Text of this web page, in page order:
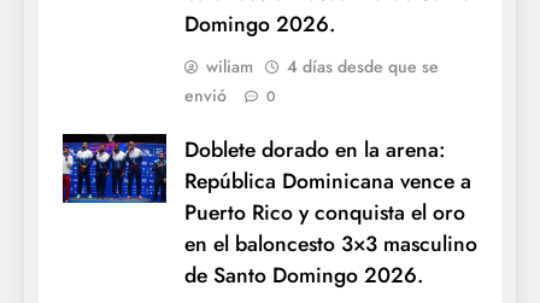
Domingo 2026.
wiliam
4 días desde que se
envió
0
Doblete dorado en la arena:
República Dominicana vence a
Puerto Rico y conquista el oro
en el baloncesto 3×3 masculino
de Santo Domingo 2026.